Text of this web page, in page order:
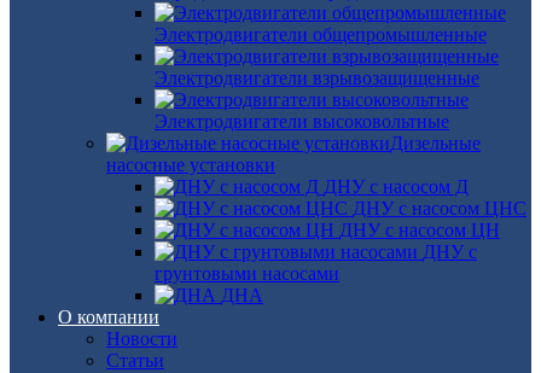
Электродвигатели общепромышленные
Электродвигатели взрывозащищенные
Электродвигатели высоковольтные
Дизельные
насосные установки
ДНУ с насосом Д
ДНУ с насосом ЦНС
ДНУ с насосом ЦН
ДНУ с
грунтовыми насосами
ДНА
О компании
Новости
Статьи